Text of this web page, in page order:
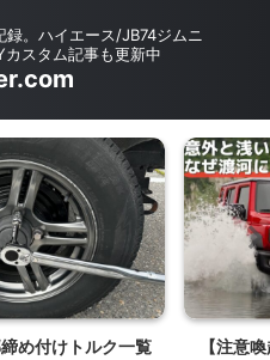
。ハイエース/JB74ジムニ
スタム記事も更新中
JB74ジムニーの渡